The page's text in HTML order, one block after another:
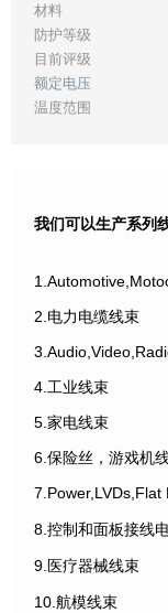
材料
防护等级
目前评级
额定电压
温度范围
我们可以生产系列
2.电力电缆线束
4.工业线束
5.家电线束
6.保险丝，游戏机
8.控制和面板接线
9.医疗器械线束
10.航模线束